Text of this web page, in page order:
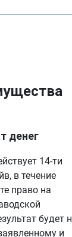
денег
14-ти
в течение
право на
будет
и